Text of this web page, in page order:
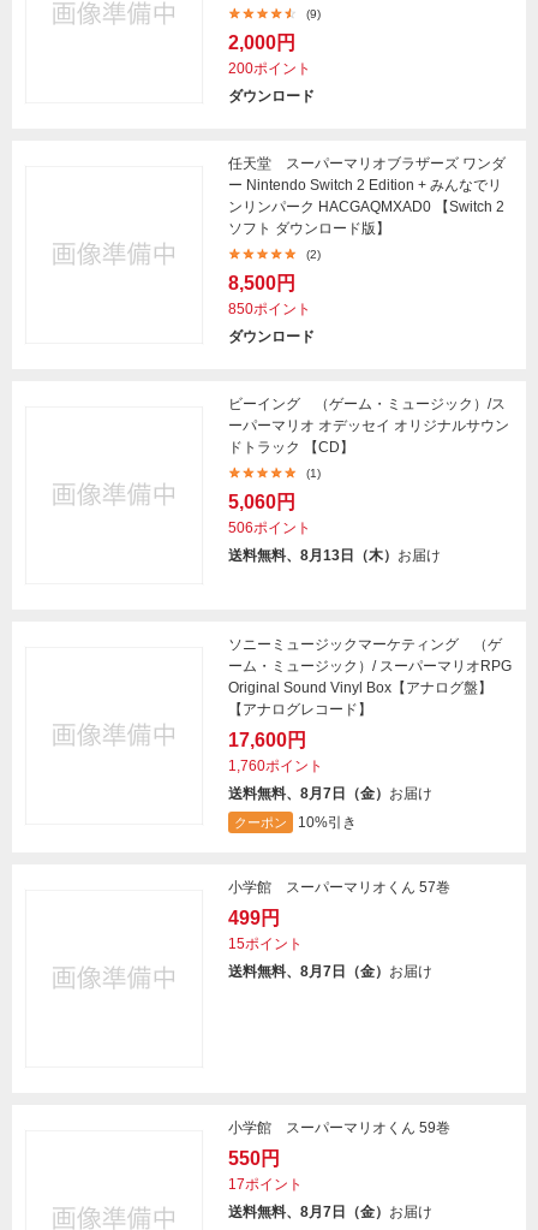
(9)
2,000円
200ポイント
ダウンロード
任天堂 スーパーマリオブラザーズ ワンダ
ー Nintendo Switch 2 Edition + みんなでリ
ンリンパーク HACGAQMXAD0 【Switch 2
ソフト ダウンロード版】
(2)
8,500円
850ポイント
ダウンロード
ビーイング （ゲーム・ミュージック）/ス
ーパーマリオ オデッセイ オリジナルサウン
ドトラック 【CD】
(1)
5,060円
506ポイント
送料無料、8月13日（木） お届け
ソニーミュージックマーケティング （ゲ
ーム・ミュージック）/ スーパーマリオRPG
Original Sound Vinyl Box【アナログ盤】
【アナログレコード】
17,600円
1,760ポイント
送料無料、8月7日（金） お届け
クーポン 10%引き
小学館 スーパーマリオくん 57巻
499円
15ポイント
送料無料、8月7日（金） お届け
小学館 スーパーマリオくん 59巻
550円
17ポイント
送料無料、8月7日（金） お届け